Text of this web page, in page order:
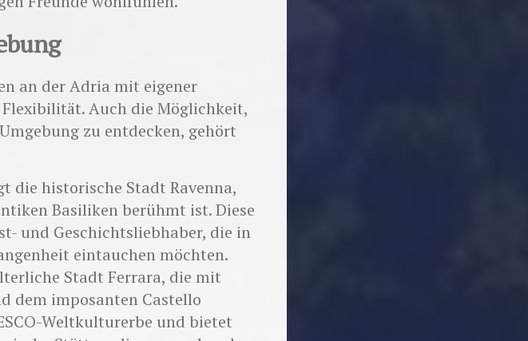
an der Adria mit eigener
Auch die Möglichkeit,
zu entdecken, gehört
die historische Stadt Ravenna,
Basiliken berühmt ist. Diese
und Geschichtsliebhaber, die in
eintauchen möchten.
Stadt Ferrara, die mit
dem imposanten Castello
Weltkulturerbe und bietet